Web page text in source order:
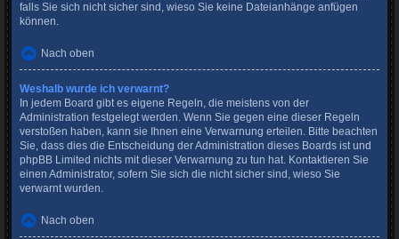
falls Sie sich nicht sicher sind, wieso Sie keine Dateianhänge anfügen
können.
Nach oben
Weshalb wurde ich verwarnt?
In jedem Board gibt es eigene Regeln, die meistens von der
Administration festgelegt werden. Wenn Sie gegen eine dieser Regeln
verstoßen haben, kann sie Ihnen eine Verwarnung erteilen. Bitte beachten
Sie, dass dies die Entscheidung der Administration dieses Boards ist und
phpBB Limited nichts mit dieser Verwarnung zu tun hat. Kontaktieren Sie
einen Administrator, sofern Sie sich die nicht sicher sind, wieso Sie
verwarnt wurden.
Nach oben